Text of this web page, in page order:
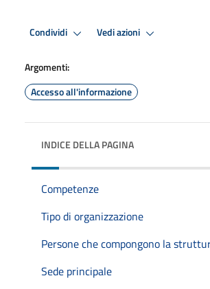
Condividi Vedi azioni
Argomenti:
Accesso all'informazione
INDICE DELLA PAGINA
Competenze
Tipo di organizzazione
Persone che compongono la
Sede principale